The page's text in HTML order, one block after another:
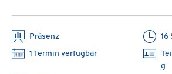
Präsenz
16
1 Termin verfügbar
g